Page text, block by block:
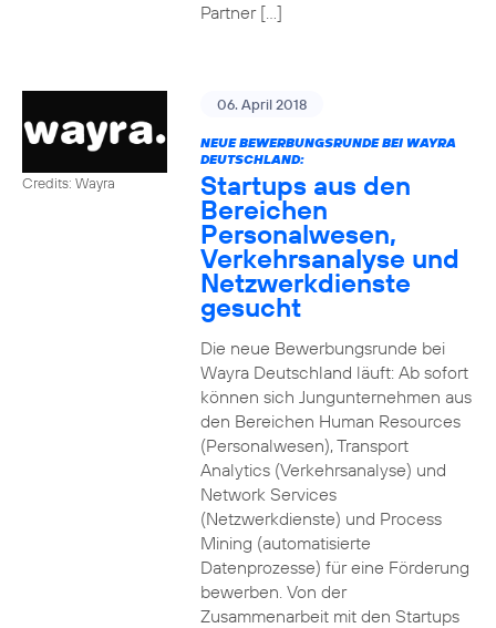
Partner […]
Credits: Wayra
06. April 2018
NEUE BEWERBUNGSRUNDE BEI WAYRA
DEUTSCHLAND:
Startups aus den
Bereichen
Personalwesen,
Verkehrsanalyse und
Netzwerkdienste
gesucht
Die neue Bewerbungsrunde bei
Wayra Deutschland läuft: Ab sofort
können sich Jungunternehmen aus
den Bereichen Human Resources
(Personalwesen), Transport
Analytics (Verkehrsanalyse) und
Network Services
(Netzwerkdienste) und Process
Mining (automatisierte
Datenprozesse) für eine Förderung
bewerben. Von der
Zusammenarbeit mit den Startups